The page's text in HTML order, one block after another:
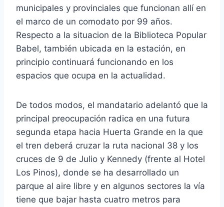
municipales y provinciales que funcionan allí en
el marco de un comodato por 99 años.
Respecto a la situacion de la Biblioteca Popular
Babel, también ubicada en la estación, en
principio continuará funcionando en los
espacios que ocupa en la actualidad.
De todos modos, el mandatario adelantó que la
principal preocupación radica en una futura
segunda etapa hacia Huerta Grande en la que
el tren deberá cruzar la ruta nacional 38 y los
cruces de 9 de Julio y Kennedy (frente al Hotel
Los Pinos), donde se ha desarrollado un
parque al aire libre y en algunos sectores la vía
tiene que bajar hasta cuatro metros para